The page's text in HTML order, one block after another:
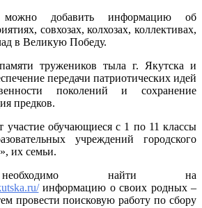
добавить информацию об
совхозах, колхозах, коллективах,
в Великую Победу.
тружеников тыла г. Якутска и
передачи патриотических идей
поколений и сохранение
предков.
обучающиеся с 1 по 11 классы
учреждений городского
их семьи.
необходимо найти на
информацию о своих родных –
провести поисковую работу по сбору